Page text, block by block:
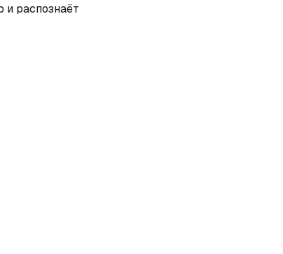
и распознаёт